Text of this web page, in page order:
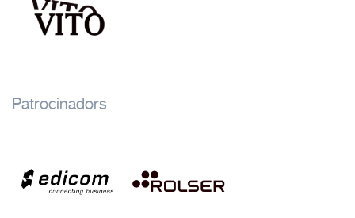
Patrocinadors